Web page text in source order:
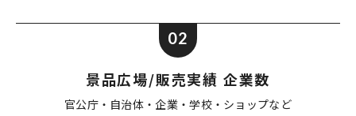
02
景品広場/販売実績 企業数
官公庁・自治体・企業・学校・ショップなど